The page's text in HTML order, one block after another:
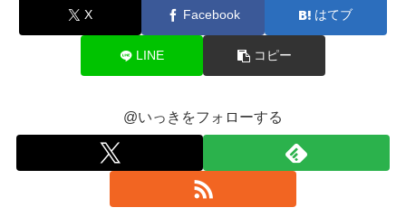
X Facebook はてブ
LINE コピー
@いっきをフォローする